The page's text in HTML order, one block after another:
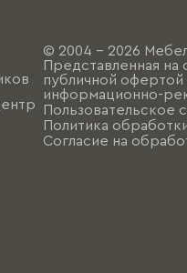
© 2004 - 2026
Представленная на
публичной офертой
информационно-
Пользовательское
Политика
Согласие на